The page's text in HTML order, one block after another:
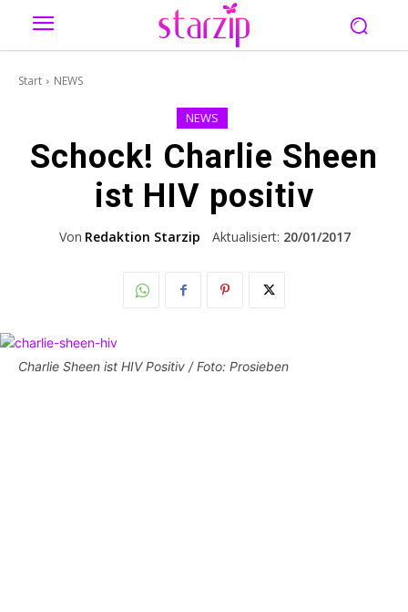
Start NEWS
NEWS
Schock! Charlie Sheen
ist HIV positiv
Von Redaktion Starzip Aktualisiert: 20/01/2017
Charlie Sheen ist HIV Positiv / Foto: Prosieben